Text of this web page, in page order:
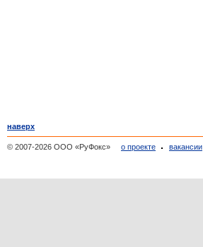
наверх
© 2007-2026 ООО «РуФокс» о проекте вакансии